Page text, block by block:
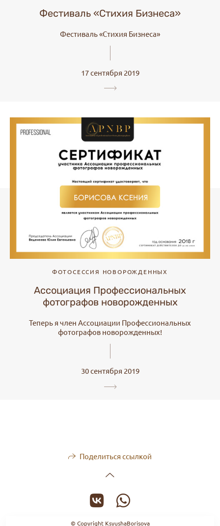
Фестиваль «Стихия Бизнеса»
Фестиваль «Стихия Бизнеса»
17 сентября 2019
ФОТОСЕССИЯ НОВОРОЖДЕННЫХ
Ассоциация Профессиональных
фотографов новорожденных
Теперь я член Ассоциации Профессиональных
фотографов новорожденных!
30 сентября 2019
Поделиться ссылкой
© Copyright KsyushaBorisova